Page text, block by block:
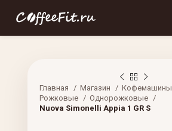
Главная Магазин
Кофемашины
Рожковые
Однорожковые
Nuova Simonelli Appia 1 GR S